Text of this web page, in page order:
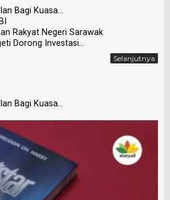
Bagi Kuasa...
Rakyat Negeri Sarawak
Dorong Investasi...
Selanjutnya
Bagi Kuasa...